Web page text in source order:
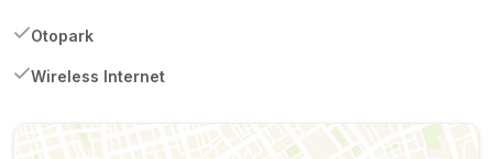
Otopark
Wireless Internet